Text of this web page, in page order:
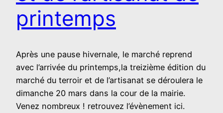
printemps
Après une pause hivernale, le marché reprend
avec l’arrivée du printemps,la treizième édition du
marché du terroir et de l’artisanat se déroulera le
dimanche 20 mars dans la cour de la mairie.
Venez nombreux ! retrouvez l’évènement ici.